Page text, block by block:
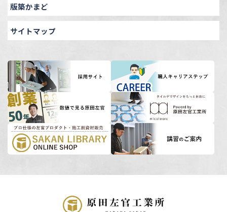
版築かまど
サイトマップ